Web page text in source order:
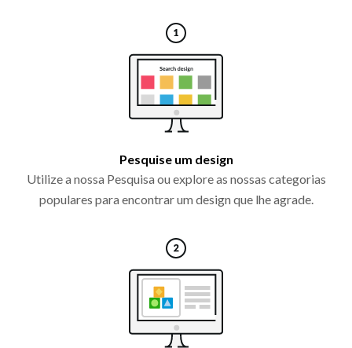
Pesquise um design
Utilize a nossa Pesquisa ou explore as nossas categorias
populares para encontrar um design que lhe agrade.